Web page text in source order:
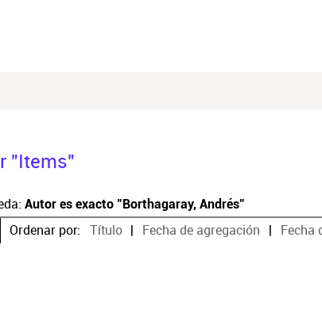
"Items"
Autor es exacto "Borthagaray, Andrés"
Ordenar por: Título Fecha de agregación Fecha